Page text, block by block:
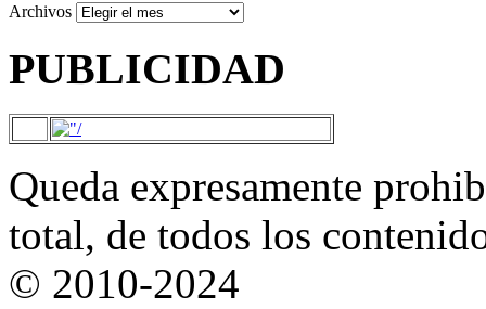
Archivos
PUBLICIDAD
Queda expresamente
total, de todos los
© 2010-2024